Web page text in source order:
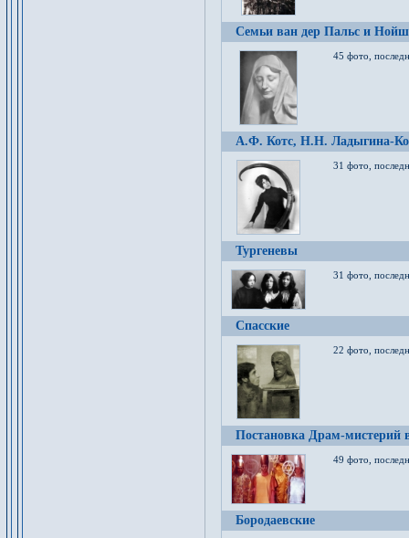
Семьи ван дер Пальс и
45 фото,
А.Ф. Котс, Н.Н. Ладыгина-
31 фото,
Тургеневы
31 фото,
Спасские
22 фото,
Постановка Драм-мистерий
49 фото,
Бородаевские